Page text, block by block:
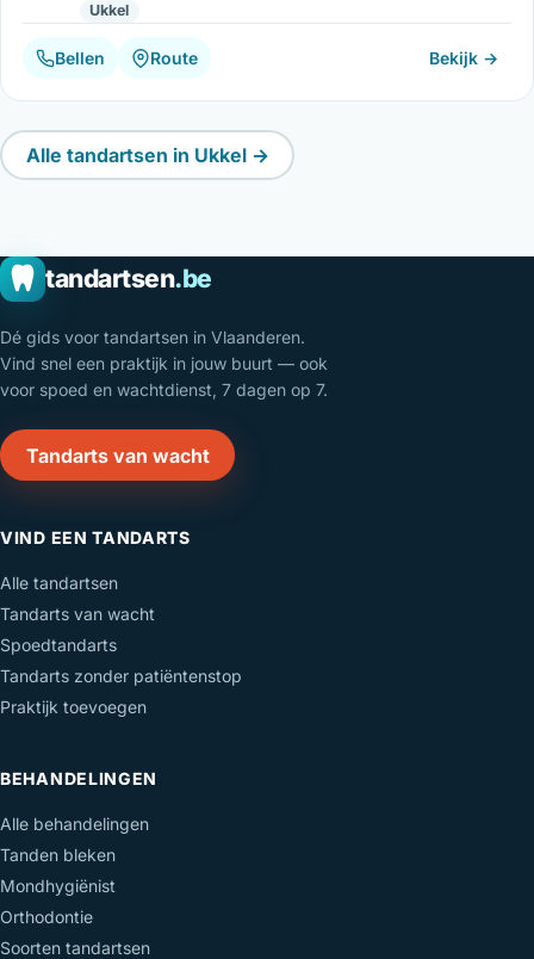
Ukkel
Bellen Route Bekijk →
Alle tandartsen in Ukkel →
tandartsen.be
Dé gids voor tandartsen in Vlaanderen.
Vind snel een praktijk in jouw buurt — ook
voor spoed en wachtdienst, 7 dagen op 7.
Tandarts van wacht
VIND EEN TANDARTS
Alle tandartsen
Tandarts van wacht
Spoedtandarts
Tandarts zonder patiëntenstop
Praktijk toevoegen
BEHANDELINGEN
Alle behandelingen
Tanden bleken
Mondhygiënist
Orthodontie
Soorten tandartsen